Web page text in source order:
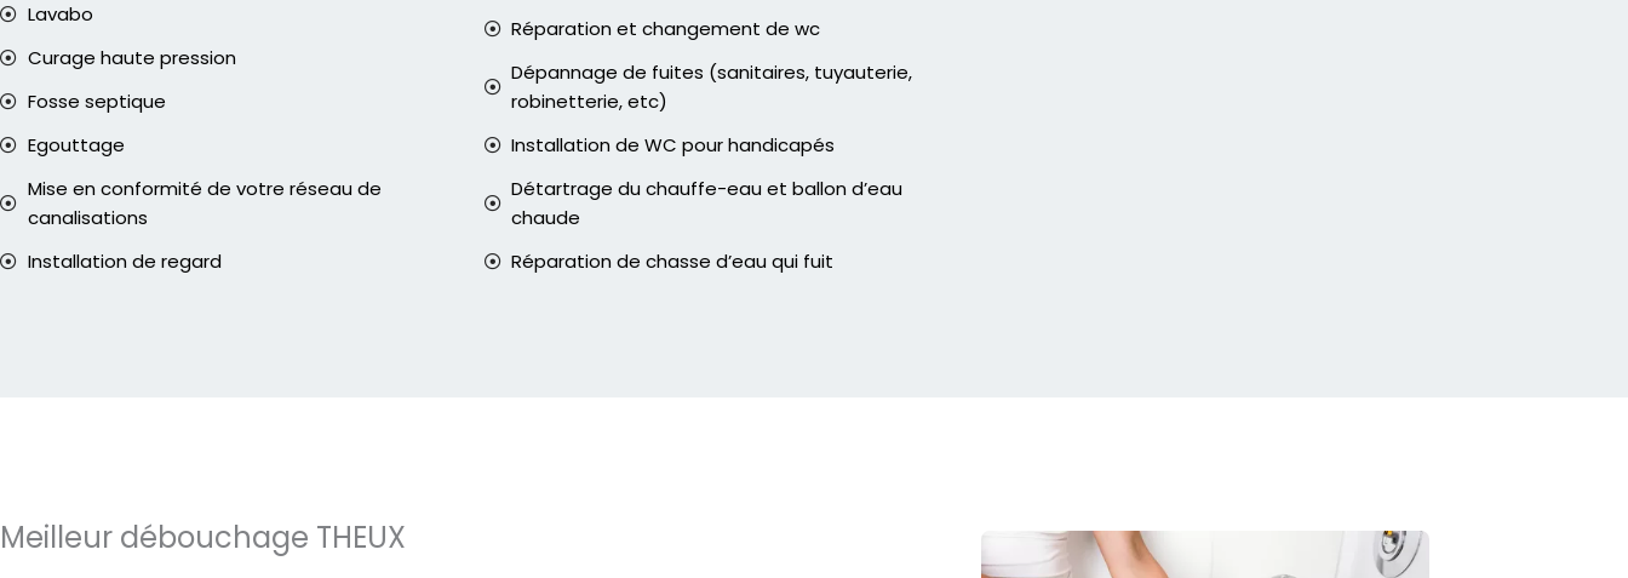
Lavabo
Curage haute pression
Fosse septique
Egouttage
Mise en conformité de votre réseau de
canalisations
Installation de regard
Réparation et changement de wc
Dépannage de fuites (sanitaires, tuyauterie,
robinetterie, etc)
Installation de WC pour handicapés
Détartrage du chauffe-eau et ballon d’eau
chaude
Réparation de chasse d’eau qui fuit
Meilleur débouchage THEUX